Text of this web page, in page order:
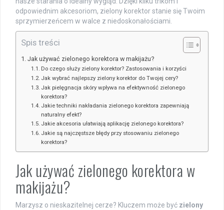
odpowiednim akcesoriom, zielony korektor stanie się Twoim
sprzymierzeńcem w walce z niedoskonałościami.
Spis treści
Jak używać zielonego korektora w makijażu?
Do czego służy zielony korektor? Zastosowania i korzyści
Jak wybrać najlepszy zielony korektor do Twojej cery?
Jak pielęgnacja skóry wpływa na efektywność zielonego
korektora?
Jakie techniki nakładania zielonego korektora zapewniają
naturalny efekt?
Jakie akcesoria ułatwiają aplikację zielonego korektora?
Jakie są najczęstsze błędy przy stosowaniu zielonego
korektora?
Jak używać zielonego korektora w
makijażu?
Marzysz o nieskazitelnej cerze? Kluczem może być zielony